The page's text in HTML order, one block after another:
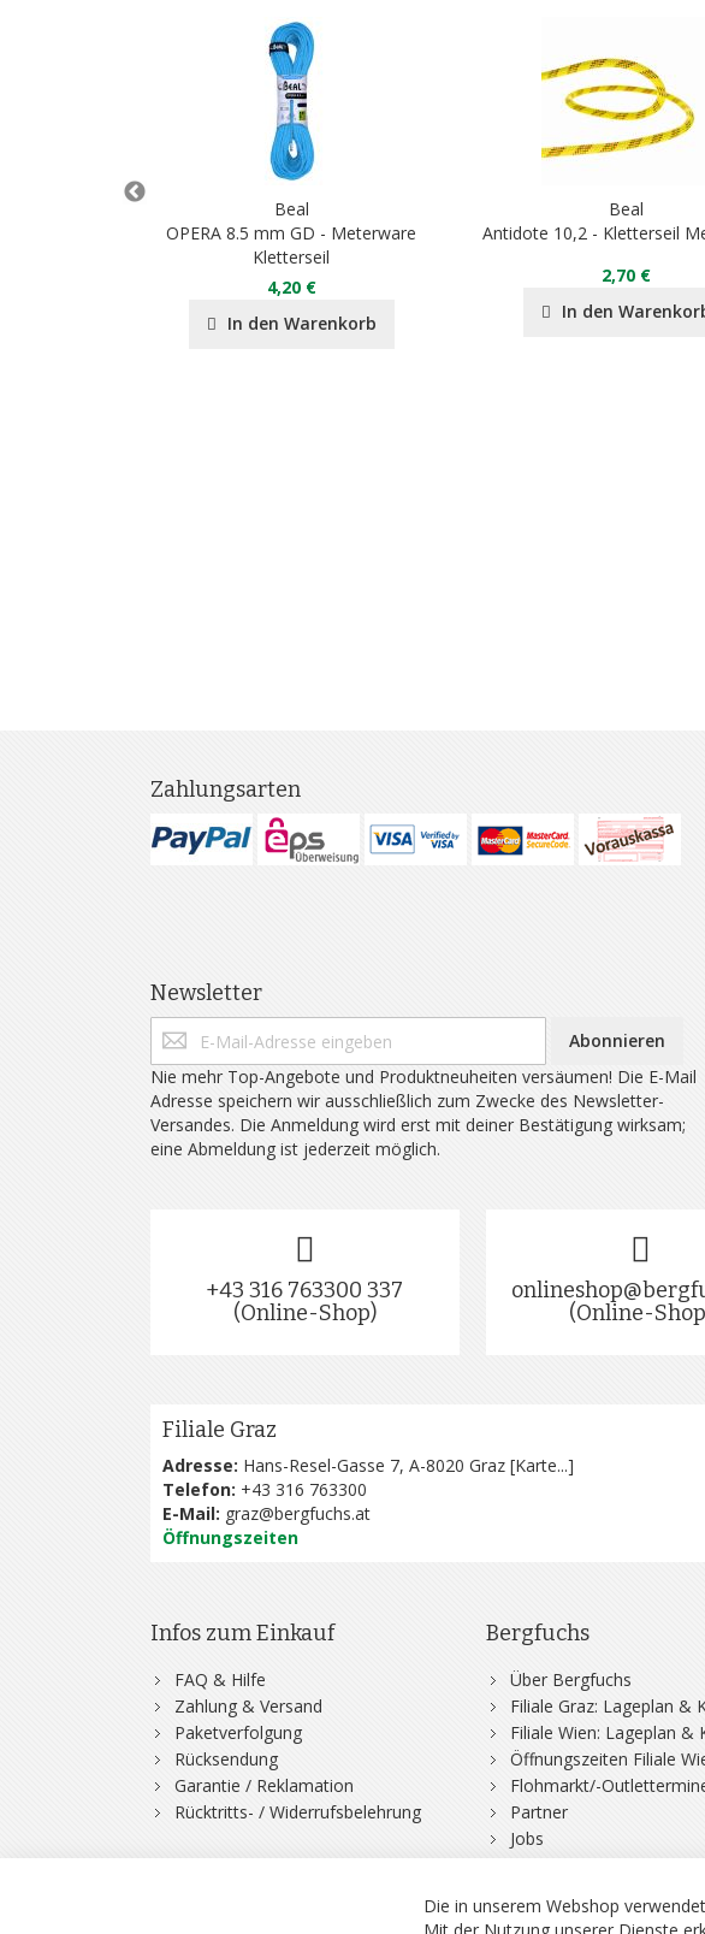
Beal
OPERA 8.5 mm GD - Meterware
Kletterseil
4,20 €
In den Warenkorb
Beal
Antidote 10,2 - Kletterseil
2,70 €
In den
Zahlungsarten
Newsletter
Abonnieren
Nie mehr Top-Angebote und Produktneuheiten versäumen! Die E-Mail
Adresse speichern wir ausschließlich zum Zwecke des Newsletter-
Versandes. Die Anmeldung wird erst mit deiner Bestätigung wirksam;
eine Abmeldung ist jederzeit möglich.
+43 316 763300 337
(Online-Shop)
(Online-
Filiale Graz
Adresse: Hans-Resel-Gasse 7, A-8020 Graz [Karte...]
Telefon: +43 316 763300
E-Mail: graz@bergfuchs.at
Öffnungszeiten
Infos zum Einkauf
FAQ & Hilfe
Zahlung & Versand
Paketverfolgung
Rücksendung
Garantie / Reklamation
Rücktritts- / Widerrufsbelehrung
Bergfuchs
Über Bergfuchs
Filiale Graz: Lageplan &
Filiale Wien: Lageplan &
Öffnungszeiten Filiale
Flohmarkt/-
Partner
Jobs
Die in unserem Webshop